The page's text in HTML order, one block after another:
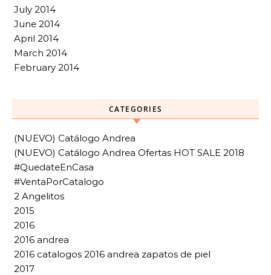
July 2014
June 2014
April 2014
March 2014
February 2014
CATEGORIES
(NUEVO) Catálogo Andrea
(NUEVO) Catálogo Andrea Ofertas HOT SALE 2018
#QuedateEnCasa
#VentaPorCatalogo
2 Angelitos
2015
2016
2016 andrea
2016 catalogos 2016 andrea zapatos de piel
2017